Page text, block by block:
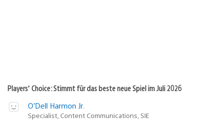
Players’ Choice: Stimmt für das beste neue Spiel im Juli 2026
O’Dell Harmon Jr.
Specialist, Content Communications, SIE